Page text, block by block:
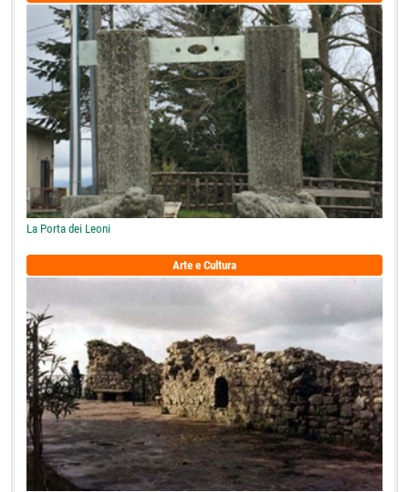
La Porta dei Leoni
Arte e Cultura